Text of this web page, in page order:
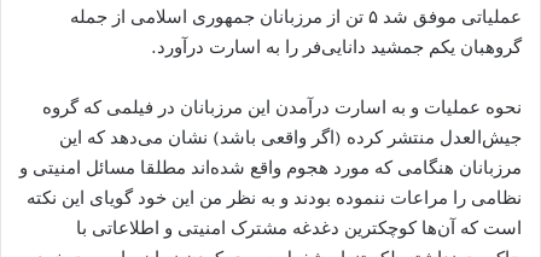
عملیاتی موفق شد ۵ تن از مرزبانان جمهوری اسلامی از جمله
گروهبان یکم جمشید دانایی‌فر را به اسارت درآورد.
نحوه عملیات و به اسارت درآمدن این مرزبانان در فیلمی که گروه
جیش‌العدل منتشر کرده (اگر واقعی باشد) نشان می‌دهد که این
مرزبانان هنگامی که مورد هجوم واقع شده‌اند مطلقا مسائل امنیتی و
نظامی را مراعات ننموده بودند و به نظر من این خود گویای این نکته
است که آن‌ها کوچکترین دغدغه مشترک امنیتی و اطلاعاتی با